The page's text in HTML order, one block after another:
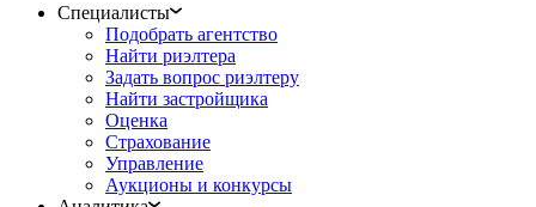
Специалисты
Подобрать агентство
Найти риэлтера
Задать вопрос риэлтеру
Найти застройщика
Оценка
Страхование
Управление
Аукционы и конкурсы